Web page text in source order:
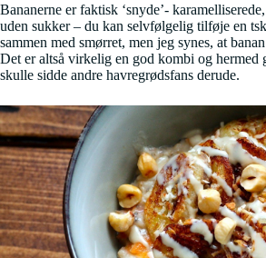
Bananerne er faktisk ‘snyde’-
uden sukker – du kan selvfølgelig tilføje en
sammen med smørret, men jeg synes, at
Det er altså virkelig en god kombi og hermed
skulle sidde andre havregrødsfans derude.